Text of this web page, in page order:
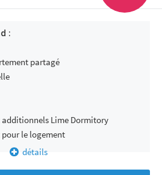
:
partagé
additionnels Lime Dormitory
le logement
détails